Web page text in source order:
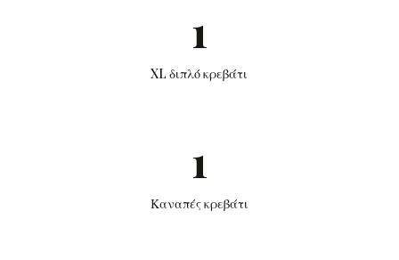
1
XL διπλό κρεβάτι
1
Καναπές κρεβάτι